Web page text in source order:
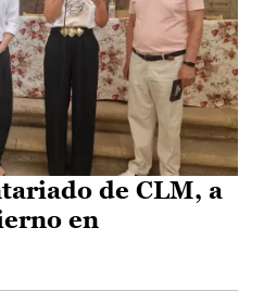
de CLM, a
en